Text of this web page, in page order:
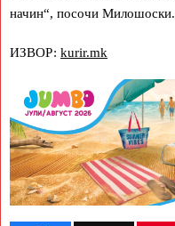
начин“, посочи Милошоски.
ИЗВОР: kurir.mk